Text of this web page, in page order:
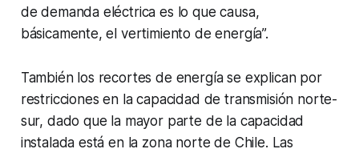
de demanda eléctrica es lo que causa,
básicamente, el vertimiento de energía”.
También los recortes de energía se explican por
restricciones en la capacidad de transmisión norte-
sur, dado que la mayor parte de la capacidad
instalada está en la zona norte de Chile. Las